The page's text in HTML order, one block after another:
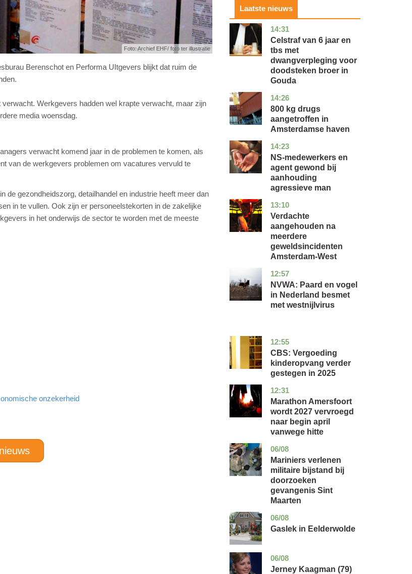
Foto: Archief EHF/ foto ter illustratie
Berenschot en Performa UItgevers blijkt dat ruim de
Werkgevers hadden wel krapte verwacht, maar zijn
media woensdag.
verwacht komend jaar in de problemen te komen, als
van de werkgevers problemen om vacatures vervuld te
de gezondheidszorg, detailhandel en industrie heeft meer dan
in te vullen. Ook zijn er personeelstekorten in de zakelijke
in het onderwijs de sector te worden met de meeste
onzekerheid
Laatste nieuws
14:31
zuid-
holland
nieuws
Celstraf van 6 jaar en
tbs met
dwangverpleging voor
doodsteken broer in
Gouda
14:26
noord-
holland
nieuws
800 kg drugs
aangetroffen in
Amsterdamse haven
14:23
flevoland
nieuws
NS-medewerkers en
agent gewond bij
aanhouding
agressieve man
13:10
noord-
holland
nieuws
Verdachte
aangehouden na
meerdere
geweldsincidenten
Amsterdam-West
12:57
utrecht
nieuws
NVWA: Paard en vogel
in Nederland besmet
met westnijlvirus
12:55
zuid-
holland
economie
CBS: Vergoeding
kinderopvang verder
gestegen in 2025
12:31
utrecht
nieuws
Marathon Amersfoort
wordt 2027 vervroegd
naar begin april
vanwege hitte
06/08
buitenland
Mariniers verlenen
militaire bijstand bij
doorzoeken
gevangenis Sint
Maarten
06/08
drenthe
nieuws
Gaslek in Eelderwolde
06/08
noord-
glossy
Jerney Kaagman (79)